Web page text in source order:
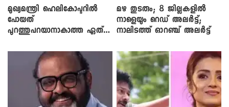
മുഖ്യമന്ത്രി ഹെലികോപ്ടറിൽ
പോയത്
പുറത്തുപറയാനാകാത്ത ഏത്
മഴ തുടരും; 8 ജില്ലകളിൽ
നാളെയും റെഡ് അലർട്ട്;
നാലിടത്ത് ഓറഞ്ച് അലർട്ട്